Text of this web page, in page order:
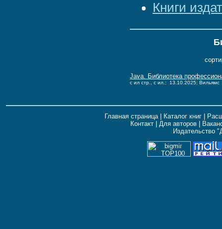
Книги
Java. Библиотека
c ил стр., с ил.; 13.10.2025; Вильямс
Главная страница| Каталог книг
Контакт| Для авторов|
Издательство